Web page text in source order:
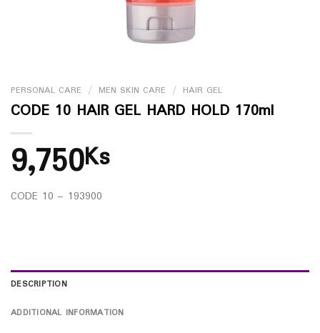
PERSONAL CARE / MEN SKIN CARE / HAIR GEL
CODE 10 HAIR GEL HARD HOLD 170ml
9,750Ks
CODE 10 – 193900
DESCRIPTION
ADDITIONAL INFORMATION